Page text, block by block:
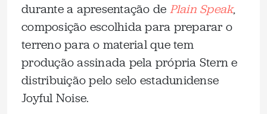
durante a apresentação de Plain Speak,
composição escolhida para preparar o
terreno para o material que tem
produção assinada pela própria Stern e
distribuição pelo selo estadunidense
Joyful Noise.